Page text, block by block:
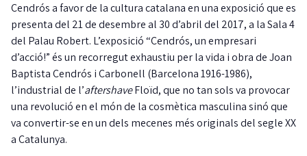
Cendrós a favor de la cultura catalana en una exposició que es
presenta del 21 de desembre al 30 d’abril del 2017, a la Sala 4
del Palau Robert. L’exposició “Cendrós, un empresari
d’acció!” és un recorregut exhaustiu per la vida i obra de Joan
Baptista Cendrós i Carbonell (Barcelona 1916-1986),
l’industrial de l’aftershaveFloïd, que no tan sols va provocar
una revolució en el món de la cosmètica masculina sinó que
va convertir-se en un dels mecenes més originals del segle XX
a Catalunya.